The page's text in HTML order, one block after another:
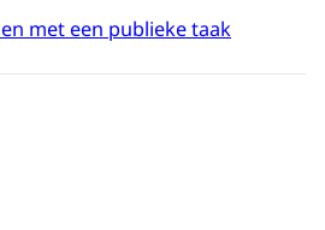
met een publieke taak